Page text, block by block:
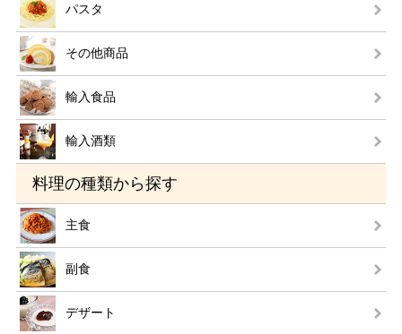
パスタ
その他商品
輸入食品
輸入酒類
料理の種類から探す
主食
副食
デザート